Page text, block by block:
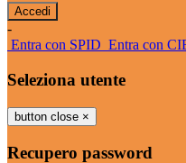
-
Entra con SPID Entra con
Seleziona utente
button close ×
Recupero password